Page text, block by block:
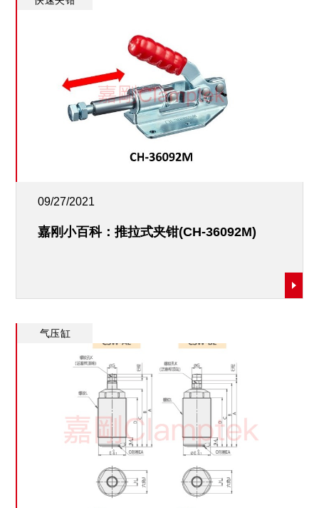
09/27/2021
嘉刚小百科：推拉式夹钳(CH-36092M)
气压缸